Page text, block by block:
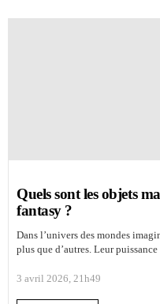
Quels sont les objets
fantasy ?
Dans l’univers des mondes
plus que d’autres. Leur
3 avril 2026, 21h49